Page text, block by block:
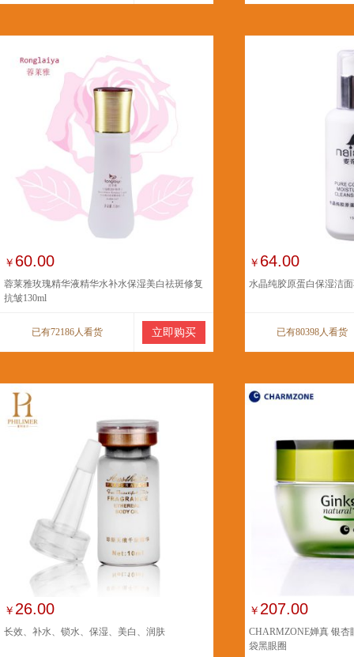
￥ 60.00
蓉莱雅玫瑰精华液精华水补水保湿美白祛斑修复
抗皱130ml
已有72186人看货 立即购买
￥ 64.00
水晶纯胶原蛋白保湿洁
已有80398人看货
￥ 26.00
长效、补水、锁水、保湿、美白、润肤
￥ 207.00
CHARMZONE婵真 银杏
袋黑眼圈